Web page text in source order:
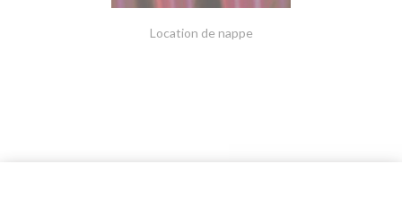
Location de nappe